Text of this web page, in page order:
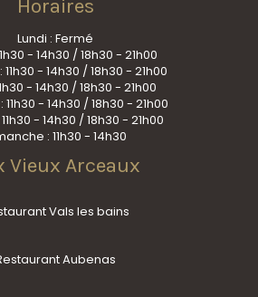
Horaires
Lundi : Fermé
- 14h30 / 18h30 - 21h00
- 14h30 / 18h30 - 21h00
- 14h30 / 18h30 - 21h00
- 14h30 / 18h30 - 21h00
- 14h30 / 18h30 - 21h00
: 11h30 - 14h30
Vieux Arceaux
Vals les bains
Aubenas